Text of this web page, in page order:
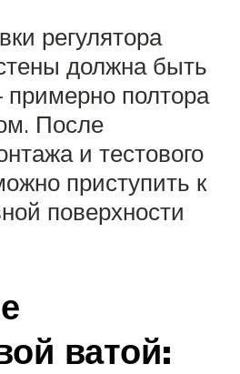
регулятора
должна быть
полтора
После
и тестового
приступить к
поверхности
ватой: